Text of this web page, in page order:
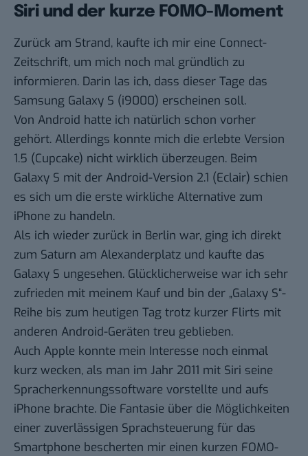
Siri und der kurze FOMO-Moment
Zurück am Strand, kaufte ich mir eine Connect-
Zeitschrift, um mich noch mal gründlich zu
informieren. Darin las ich, dass dieser Tage das
Samsung Galaxy S (i9000) erscheinen soll.
Von Android hatte ich natürlich schon vorher
gehört. Allerdings konnte mich die erlebte Version
1.5 (Cupcake) nicht wirklich überzeugen. Beim
Galaxy S mit der Android-Version 2.1 (Eclair) schien
es sich um die erste wirkliche Alternative zum
iPhone zu handeln.
Als ich wieder zurück in Berlin war, ging ich direkt
zum Saturn am Alexanderplatz und kaufte das
Galaxy S ungesehen. Glücklicherweise war ich sehr
zufrieden mit meinem Kauf und bin der „Galaxy S“-
Reihe bis zum heutigen Tag trotz kurzer Flirts mit
anderen Android-Geräten treu geblieben.
Auch Apple konnte mein Interesse noch einmal
kurz wecken, als man im Jahr 2011 mit Siri seine
Spracherkennungssoftware vorstellte und aufs
iPhone brachte. Die Fantasie über die Möglichkeiten
einer zuverlässigen Sprachsteuerung für das
Smartphone bescherten mir einen kurzen FOMO-